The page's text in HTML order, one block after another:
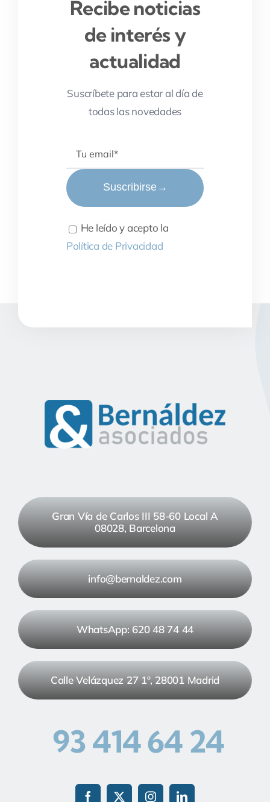
Recibe noticias
de interés y
actualidad
Suscríbete para estar al día de
todas las novedades
Suscribirse→
He leído y acepto la
Política de Privacidad
Gran Vía de Carlos III 58-60 Local A
08028, Barcelona
info@bernaldez.com
WhatsApp: 620 48 74 44
Calle Velázquez 27 1º, 28001 Madrid
93 414 64 24